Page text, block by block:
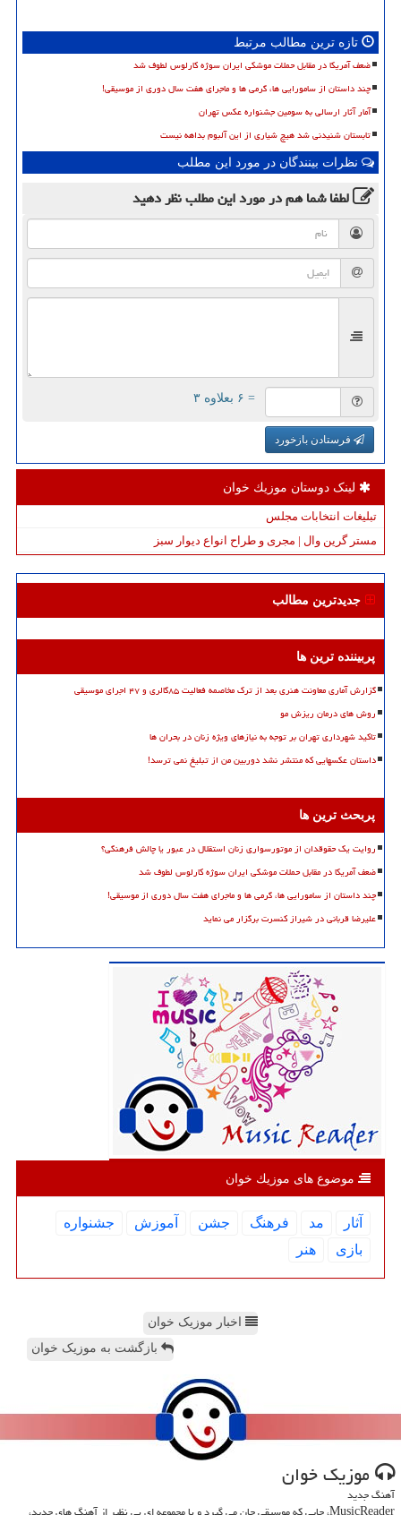
تازه ترین مطالب مرتبط
ضعف آمریکا در مقابل حملات موشکی ایران سوژه کارلوس لطوف شد
چند داستان از سامورایی ها، گرمی ها و ماجرای هفت سال دوری از موسیقی!
آمار آثار ارسالی به سومین جشنواره عکس تهران
تابستان شنیدنی شد هیچ شیاری از این آلبوم بداهه نیست
نظرات بینندگان در مورد این مطلب
لطفا شما همدر مورد این مطلبنظر دهید
= ۶ بعلاوه ۳
فرستادن بازخورد
لینک دوستان موزیك خوان
تبلیغات انتخابات مجلس
مستر گرین وال | مجری و طراح انواع دیوار سبز
جدیدترین مطالب
پربیننده ترین ها
گزارش آماری معاونت هنری بعد از ترک مخاصمه فعالیت ۸۵گالری و ۴۷ اجرای موسیقی
روش های درمان ریزش مو
تاکید شهرداری تهران بر توجه به نیازهای ویژه زنان در بحران ها
داستان عکسهایی که منتشر نشد دوربین من از تبلیغ نمی ترسد!
پربحث ترین ها
روایت یک حقوقدان از موتورسواری زنان استقلال در عبور یا چالش فرهنگی؟
ضعف آمریکا در مقابل حملات موشکی ایران سوژه کارلوس لطوف شد
چند داستان از سامورایی ها، گرمی ها و ماجرای هفت سال دوری از موسیقی!
علیرضا قربانی در شیراز کنسرت برگزار می نماید
موضوع های موزیك خوان
آثار مد فرهنگ جشن آموزش
جشنواره
بازی
هنر
اخبار موزیک خوان
بازگشت به موزیک خوان
موزیك خوان
آهنگ جدید